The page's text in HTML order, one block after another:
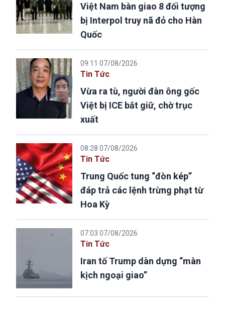
Việt Nam bàn giao 8 đối tượng
bị Interpol truy nã đỏ cho Hàn
Quốc
09:11 07/08/2026
Tin Tức
Vừa ra tù, người đàn ông gốc
Việt bị ICE bắt giữ, chờ trục
xuất
08:28 07/08/2026
Tin Tức
Trung Quốc tung “đòn kép”
đáp trả các lệnh trừng phạt từ
Hoa Kỳ
07:03 07/08/2026
Tin Tức
Iran tố Trump dàn dựng “màn
kịch ngoại giao”